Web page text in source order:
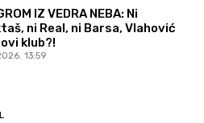
IZ VEDRA NEBA: Ni
ni Real, ni Barsa, Vlahović
klub?!
13:59